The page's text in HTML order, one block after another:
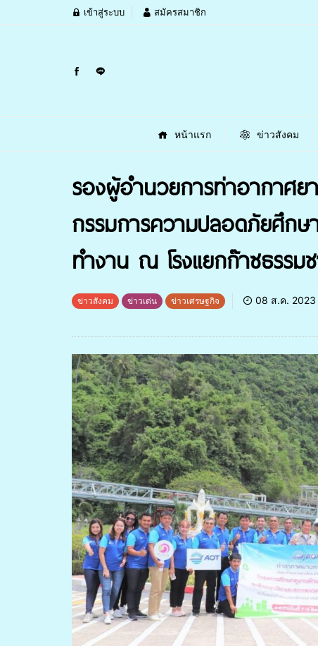
เข้าสู่ระบบ สมัครสมาชิก
หน้าแรก ข่าวสังคม
รองผู้อำนวยการท่าอากาศ
กรรมการความปลอดภัยศึก
ทำงาน ณ โรงแยกก๊าซธรร
ข่าวสังคม ข่าวเด่น ข่าวเศรษฐกิจ 08 ส.ค. 2023